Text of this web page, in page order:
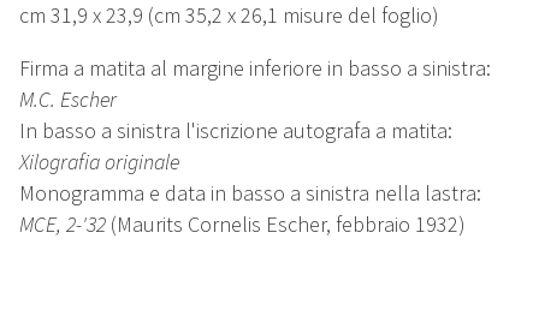
cm 31,9 x 23,9 (cm 35,2 x 26,1 misure del foglio)
Firma a matita al margine inferiore in basso a sinistra:
M.C. Escher
In basso a sinistra l'iscrizione autografa a matita:
Xilografia originale
Monogramma e data in basso a sinistra nella lastra:
MCE, 2-'32 (Maurits Cornelis Escher, febbraio 1932)